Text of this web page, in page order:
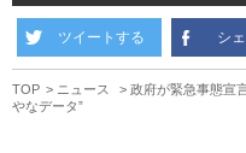
ツイートする シ
TOP ニュース
政府が緊急事態宣
やなデータ”